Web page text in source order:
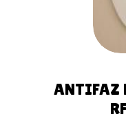
ANTIFAZ